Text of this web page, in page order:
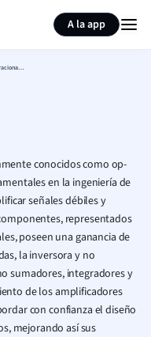
A la app
amplificadores operacionales
conocidos como op-
en la ingeniería de
señales débiles y
representados
poseen una ganancia de
la inversora y no
sumadores, integradores y
de los amplificadores
con confianza el diseño
mejorando así sus
Resumir página